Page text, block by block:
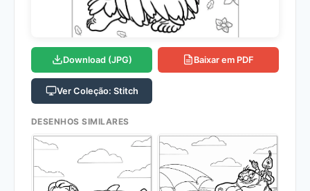
Download (JPG) Baixar em PDF
Ver Coleção: Stitch
DESENHOS SIMILARES